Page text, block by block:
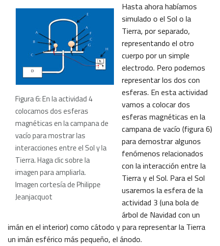
Figura 6: En la actividad 4
colocamos dos esferas
magnéticas en la campana de
vacío para mostrar las
interacciones entre el Sol y la
Tierra. Haga clic sobre la
imagen para ampliarla.
Imagen cortesía de Philippe
Jeanjacquot
Hasta ahora habíamos
simulado o el Sol o la
Tierra, por separado,
representando el otro
cuerpo por un simple
electrodo. Pero podemos
representar los dos con
esferas. En esta actividad
vamos a colocar dos
esferas magnéticas en la
campana de vacío (figura 6)
para demostrar algunos
fenómenos relacionados
con la interacción entre la
Tierra y el Sol. Para el Sol
usaremos la esfera de la
actividad 3 (una bola de
árbol de Navidad con un
imán en el interior) como cátodo y para representar la Tierra
un imán esférico más pequeño, el ánodo.